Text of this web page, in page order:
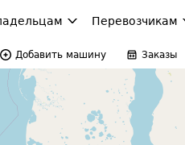
Перевозчикам
Добавить машину Заказы